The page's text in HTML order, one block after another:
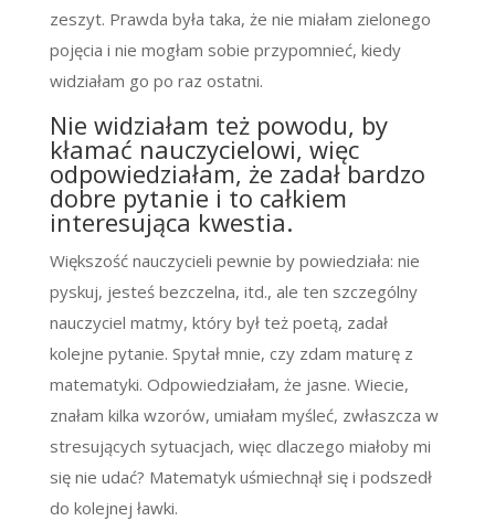
zeszyt. Prawda była taka, że nie miałam zielonego
pojęcia i nie mogłam sobie przypomnieć, kiedy
widziałam go po raz ostatni.
Nie widziałam też powodu, by
kłamać nauczycielowi, więc
odpowiedziałam, że zadał bardzo
dobre pytanie i to całkiem
interesująca kwestia.
Większość nauczycieli pewnie by powiedziała: nie
pyskuj, jesteś bezczelna, itd., ale ten szczególny
nauczyciel matmy, który był też poetą, zadał
kolejne pytanie. Spytał mnie, czy zdam maturę z
matematyki. Odpowiedziałam, że jasne. Wiecie,
znałam kilka wzorów, umiałam myśleć, zwłaszcza w
stresujących sytuacjach, więc dlaczego miałoby mi
się nie udać? Matematyk uśmiechnął się i podszedł
do kolejnej ławki.